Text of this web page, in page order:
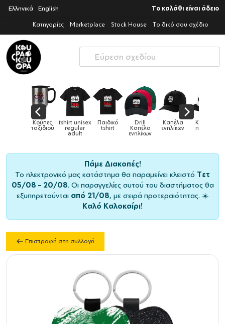
Ελληνικά English Το καλάθι είναι άδειο
Κατηγορίες Marketplace Stock House Το δικό σου σχέδιο
Drill
Καπέλα
Καπέλα
ενηλίκων
Καπέλα
παιδικά Κούπες Κούπες
ειδικές
Πάμε Διακοπές!
Το ηλεκτρονικό μας κατάστημα θα παραμείνει κλειστό Τετ
05/08 – 20/08. Οι παραγγελίες αυτού του διαστήματος θα
εξυπηρετούνται από 21/08, με σειρά προτεραιότητας. ☀️
Καλό Καλοκαίρι!
Επιστροφή στη συλλογή